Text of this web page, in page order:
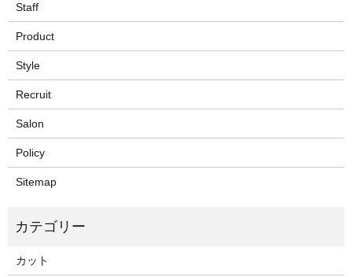
Staff
Product
Style
Recruit
Salon
Policy
Sitemap
カット